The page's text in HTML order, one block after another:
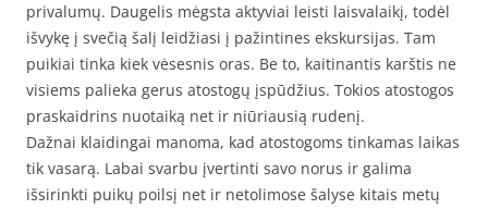
privalumų. Daugelis mėgsta aktyviai leisti laisvalaikį, todėl
išvykę į svečią šalį leidžiasi į pažintines ekskursijas. Tam
puikiai tinka kiek vėsesnis oras. Be to, kaitinantis karštis ne
visiems palieka gerus atostogų įspūdžius. Tokios atostogos
praskaidrins nuotaiką net ir niūriausią rudenį.
Dažnai klaidingai manoma, kad atostogoms tinkamas laikas
tik vasarą. Labai svarbu įvertinti savo norus ir galima
išsirinkti puikų poilsį net ir netolimose šalyse kitais metų